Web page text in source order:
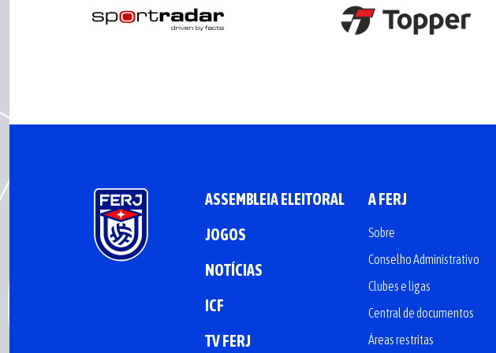
ASSEMBLEIA ELEITORAL
JOGOS
NOTÍCIAS
ICF
TV FERJ
A FERJ
Sobre
Conselho Administrativo
Clubes e ligas
Central de documentos
Áreas restritas